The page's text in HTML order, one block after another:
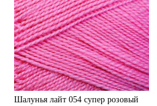
Шалунья лайт 054 супер розовый